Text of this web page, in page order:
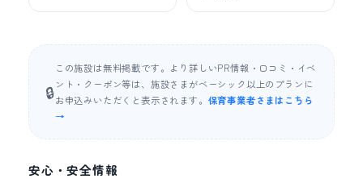
🔒
この施設は無料掲載です。より詳しいPR情報・口コミ・イベ
ント・クーポン等は、施設さまがベーシック以上のプランに
お申込みいただくと表示されます。 保育事業者さまはこちら
→
安心・安全情報